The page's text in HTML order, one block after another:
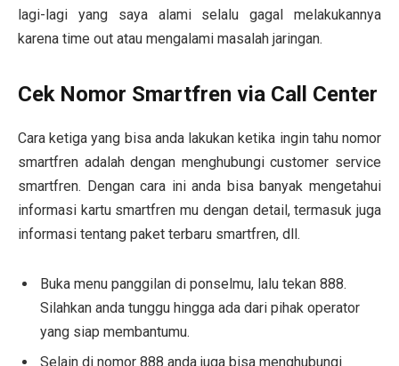
lagi-lagi yang saya alami selalu gagal melakukannya
karena time out atau mengalami masalah jaringan.
Cek Nomor Smartfren via Call Center
Cara ketiga yang bisa anda lakukan ketika ingin tahu nomor
smartfren adalah dengan menghubungi customer service
smartfren. Dengan cara ini anda bisa banyak mengetahui
informasi kartu smartfren mu dengan detail, termasuk juga
informasi tentang paket terbaru smartfren, dll.
Buka menu panggilan di ponselmu, lalu tekan 888.
Silahkan anda tunggu hingga ada dari pihak operator
yang siap membantumu.
Selain di nomor 888 anda juga bisa menghubungi